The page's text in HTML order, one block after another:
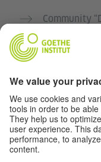
Community
የGoethe-
ግላዊነት እና አንዳች
የግላዊነት